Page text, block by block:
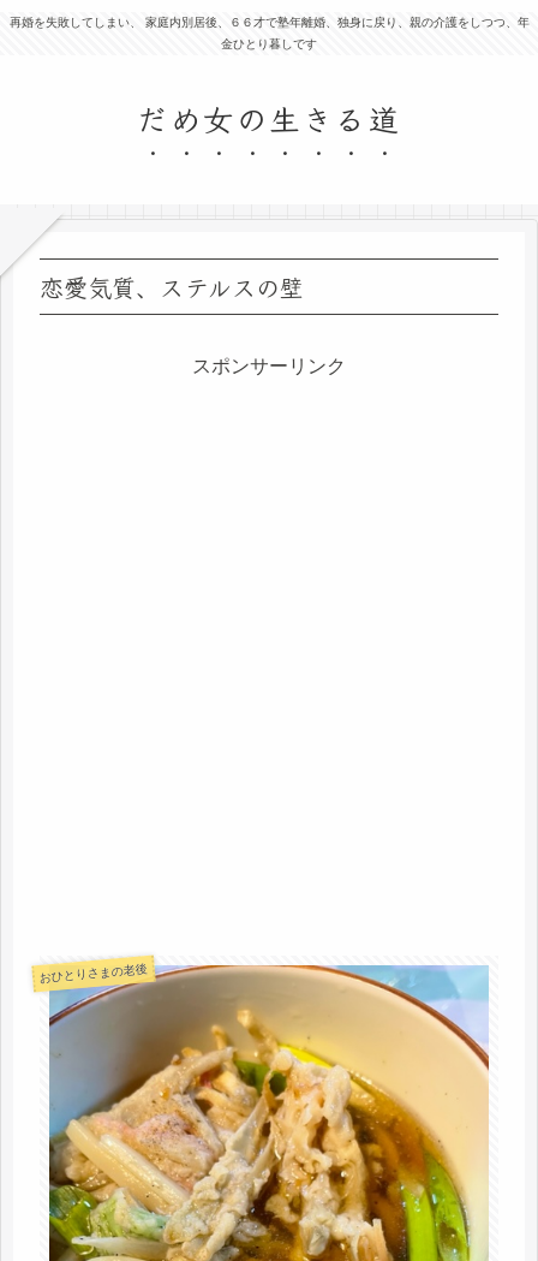
再婚を失敗してしまい、 家庭内別居後、６６才で塾年離婚、独身に戻り、親の介護をしつつ、年
金ひとり暮しです
だめ女の生きる道
恋愛気質、ステルスの壁
スポンサーリンク
おひとりさまの老後